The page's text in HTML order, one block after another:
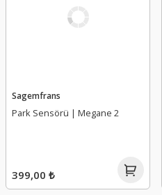
Sagemfrans
Park Sensörü | Megane 2
399,00 ₺